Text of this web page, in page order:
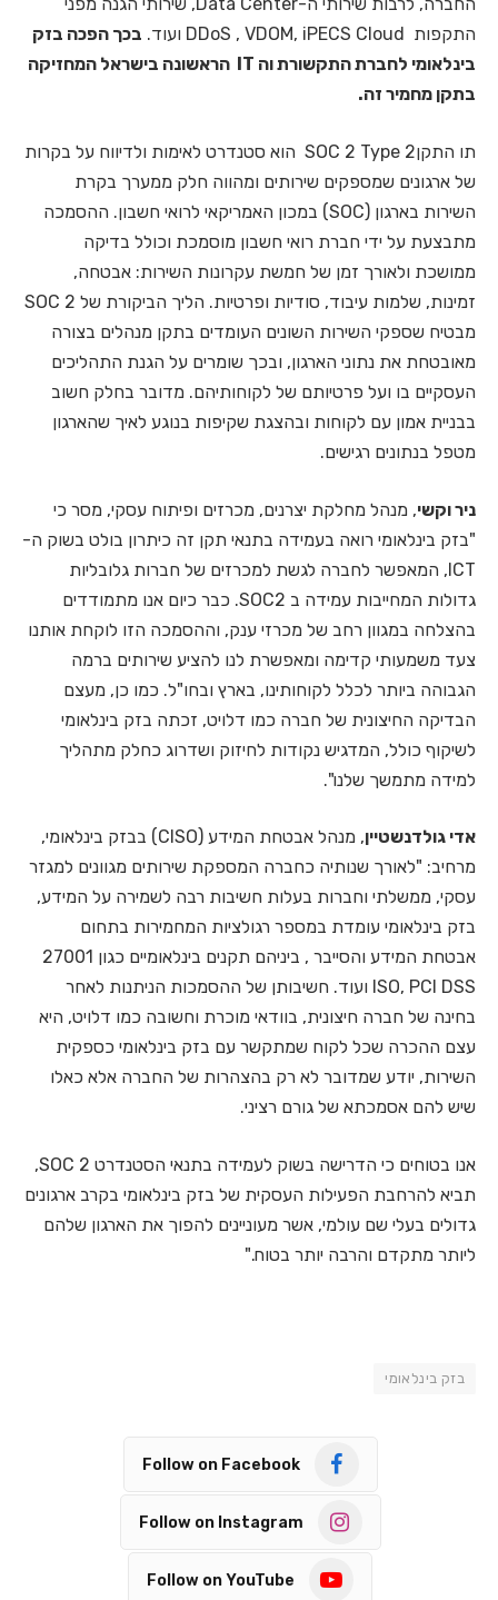
החברה, לרבות שירותי ה-Data Center, שירותי הגנה מפני
התקפות DDoS , VDOM, iPECS Cloud ועוד.
בכך הפכה בזק
בינלאומי לחברת התקשורת וה IT הראשונה בישראל המחזיקה
בתקן מחמיר זה.
תו התקןSOC 2 Type 2 הוא סטנדרט לאימות ולדיווח על בקרות
של ארגונים שמספקים שירותים ומהווה חלק ממערך בקרת
השירות בארגון (SOC) במכון האמריקאי לרואי חשבון. ההסמכה
מתבצעת על ידי חברת רואי חשבון מוסמכת וכולל בדיקה
ממושכת ולאורך זמן של חמשת עקרונות השירות: אבטחה,
זמינות, שלמות עיבוד, סודיות ופרטיות. הליך הביקורת של SOC 2
מבטיח שספקי השירות השונים העומדים בתקן מנהלים בצורה
מאובטחת את נתוני הארגון, ובכך שומרים על הגנת התהליכים
העסקיים בו ועל פרטיותם של לקוחותיהם. מדובר בחלק חשוב
בבניית אמון עם לקוחות ובהצגת שקיפות בנוגע לאיך שהארגון
מטפל בנתונים רגישים.
ניר וקשי, מנהל מחלקת יצרנים, מכרזים ופיתוח עסקי, מסר כי
"בזק בינלאומי רואה בעמידה בתנאי תקן זה כיתרון בולט בשוק ה-
ICT, המאפשר לחברה לגשת למכרזים של חברות גלובליות
גדולות המחייבות עמידה ב SOC2. כבר כיום אנו מתמודדים
בהצלחה במגוון רחב של מכרזי ענק, וההסמכה הזו לוקחת אותנו
צעד משמעותי קדימה ומאפשרת לנו להציע שירותים ברמה
הגבוהה ביותר לכלל לקוחותינו, בארץ ובחו"ל. כמו כן, מעצם
הבדיקה החיצונית של חברה כמו דלויט, זכתה בזק בינלאומי
לשיקוף כולל, המדגיש נקודות לחיזוק ושדרוג כחלק מתהליך
למידה מתמשך שלנו".
אדי גולדנשטיין
, מנהל אבטחת המידע (CISO) בבזק בינלאומי,
מרחיב: "לאורך שנותיה כחברה המספקת שירותים מגוונים למגזר
עסקי, ממשלתי וחברות בעלות חשיבות רבה לשמירה על המידע,
בזק בינלאומי עומדת במספר רגולציות המחמירות בתחום
אבטחת המידע והסייבר , ביניהם תקנים בינלאומיים כגון 27001
ISO, PCI DSS ועוד. חשיבותן של ההסמכות הניתנות לאחר
בחינה של חברה חיצונית, בוודאי מוכרת וחשובה כמו דלויט, היא
עצם ההכרה שכל לקוח שמתקשר עם בזק בינלאומי כספקית
השירות, יודע שמדובר לא רק בהצהרות של החברה אלא כאלו
שיש להם אסמכתא של גורם רציני.
אנו בטוחים כי הדרישה בשוק לעמידה בתנאי הסטנדרט SOC 2,
תביא להרחבת הפעילות העסקית של בזק בינלאומי בקרב ארגונים
גדולים בעלי שם עולמי, אשר מעוניינים להפוך את הארגון שלהם
ליותר מתקדם והרבה יותר בטוח."
בזק בינלאומי
Follow on Facebook
Follow on Instagram
Follow on YouTube